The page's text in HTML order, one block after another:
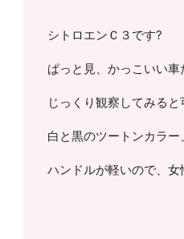
シトロエンＣ３です?
ぱっと見、かっこいい
じっくり観察してみる
白と黒のツートンカラ
ハンドルが軽いので、女